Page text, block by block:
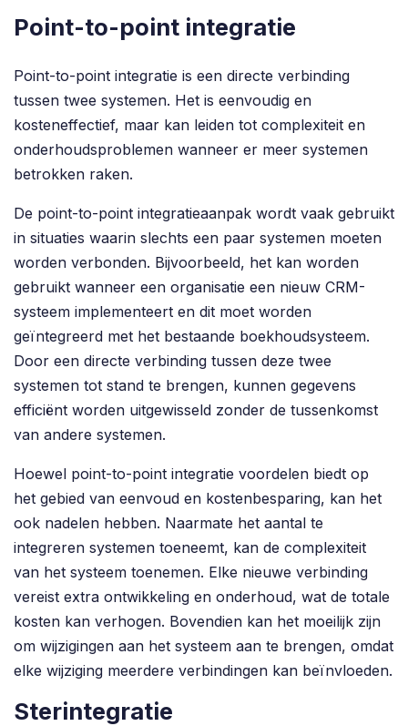
Point-to-point integratie
Point-to-point integratie is een directe verbinding
tussen twee systemen. Het is eenvoudig en
kosteneffectief, maar kan leiden tot complexiteit en
onderhoudsproblemen wanneer er meer systemen
betrokken raken.
De point-to-point integratieaanpak wordt vaak gebruikt
in situaties waarin slechts een paar systemen moeten
worden verbonden. Bijvoorbeeld, het kan worden
gebruikt wanneer een organisatie een nieuw CRM-
systeem implementeert en dit moet worden
geïntegreerd met het bestaande boekhoudsysteem.
Door een directe verbinding tussen deze twee
systemen tot stand te brengen, kunnen gegevens
efficiënt worden uitgewisseld zonder de tussenkomst
van andere systemen.
Hoewel point-to-point integratie voordelen biedt op
het gebied van eenvoud en kostenbesparing, kan het
ook nadelen hebben. Naarmate het aantal te
integreren systemen toeneemt, kan de complexiteit
van het systeem toenemen. Elke nieuwe verbinding
vereist extra ontwikkeling en onderhoud, wat de totale
kosten kan verhogen. Bovendien kan het moeilijk zijn
om wijzigingen aan het systeem aan te brengen, omdat
elke wijziging meerdere verbindingen kan beïnvloeden.
Sterintegratie